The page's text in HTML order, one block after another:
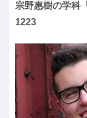
宗野惠樹の学科
1223